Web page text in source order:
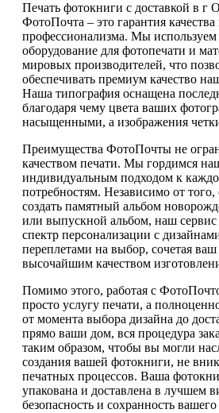
Печать фотокниги с доставкой в г
ФотоПочта – это гарантия качества
профессионализма. Мы используем
оборудование для фотопечати и
мировых производителей, что
обеспечивать премиум качество
Наша типография оснащена
благодаря чему цвета ваших
насыщенными, а изображения
Преимущества ФотоПочты не
качеством печати. Мы гордимся
индивидуальным подходом к
потребностям. Независимо от того,
создать памятный альбом
или выпускной альбом, наш
спектр персонализации с
переплетами на выбор, сочетая
высочайшим качеством
Помимо этого, работая с
просто услугу печати, а
от момента выбора дизайна до
прямо ваши дом, вся процедура
таким образом, чтобы вы могли
создания вашей фотокниги, не
печатных процессов. Ваша
упакована и доставлена в лучшем
безопасность и сохранность